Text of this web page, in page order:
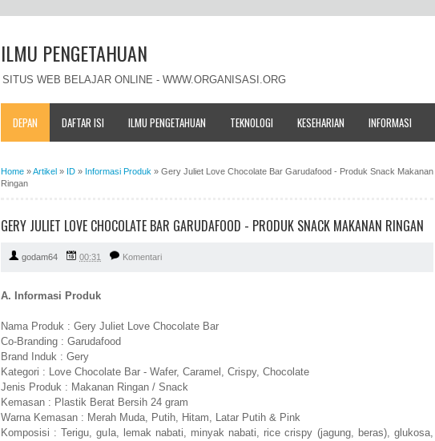
ILMU PENGETAHUAN
SITUS WEB BELAJAR ONLINE - WWW.ORGANISASI.ORG
DEPAN DAFTAR ISI ILMU PENGETAHUAN TEKNOLOGI KESEHARIAN INFORMASI
Home »Artikel » ID » Informasi Produk » Gery Juliet Love Chocolate Bar Garudafood - Produk Snack Makanan
Ringan
GERY JULIET LOVE CHOCOLATE BAR GARUDAFOOD - PRODUK SNACK MAKANAN RINGAN
godam64 00:31 Komentari
A. Informasi Produk
Nama Produk : Gery Juliet Love Chocolate Bar
Co-Branding : Garudafood
Brand Induk : Gery
Kategori : Love Chocolate Bar - Wafer, Caramel, Crispy, Chocolate
Jenis Produk : Makanan Ringan / Snack
Kemasan : Plastik Berat Bersih 24 gram
Warna Kemasan : Merah Muda, Putih, Hitam, Latar Putih & Pink
Komposisi : Terigu, gula, lemak nabati, minyak nabati, rice crispy (jagung, beras), glukosa,